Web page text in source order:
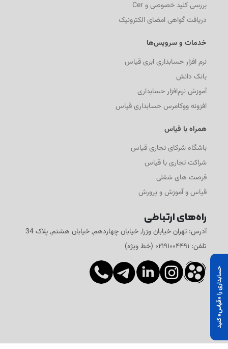
حسابداری را «قیاس» کنید
بررسی کلید خصوصی و Cer
دریافت گواهی امضای الکترونیک
خدمات و سرویس‌ها
نرم افزار حسابداری ابری قیاس
بانک دانش
آموزش نرم‌افزار حسابداری
افزونه ووکامرس حسابداری قیاس
همراه با قیاس
باشگاه شرکای تجاری قیاس
شراکت تجاری با قیاس
فرصت های شغلی
قیاس و آموزش و پرورش
راه‌های ارتباطی
آدرس: تهران خیابان وزرا, خیابان چهاردهم, خیابان هشتم, پلاک 34
تلفن: ۰۲۱۹۱۰۰۴۴۹۱ (خط ویژه)